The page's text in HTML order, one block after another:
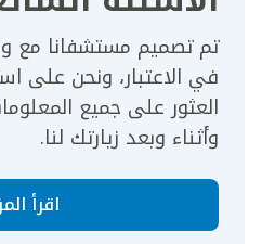
تم تصميم مستشفانا مع
في الاعتبار، ونحن على
العثور على جميع
وأثناء وبعد زيارتك لنا.
اقرأ